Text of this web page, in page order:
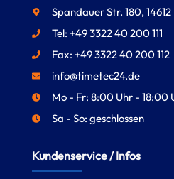
Spandauer Str. 180,
Tel: +49 3322 40 200 111
Fax: +49 3322 40 200 112
info@timetec24.de
Mo - Fr: 8:00 Uhr - 18:00
Sa - So: geschlossen
Kundenservice / Infos